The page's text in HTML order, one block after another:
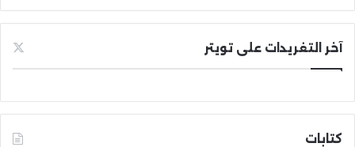
آخر التغريدات على تويتر
كتابات